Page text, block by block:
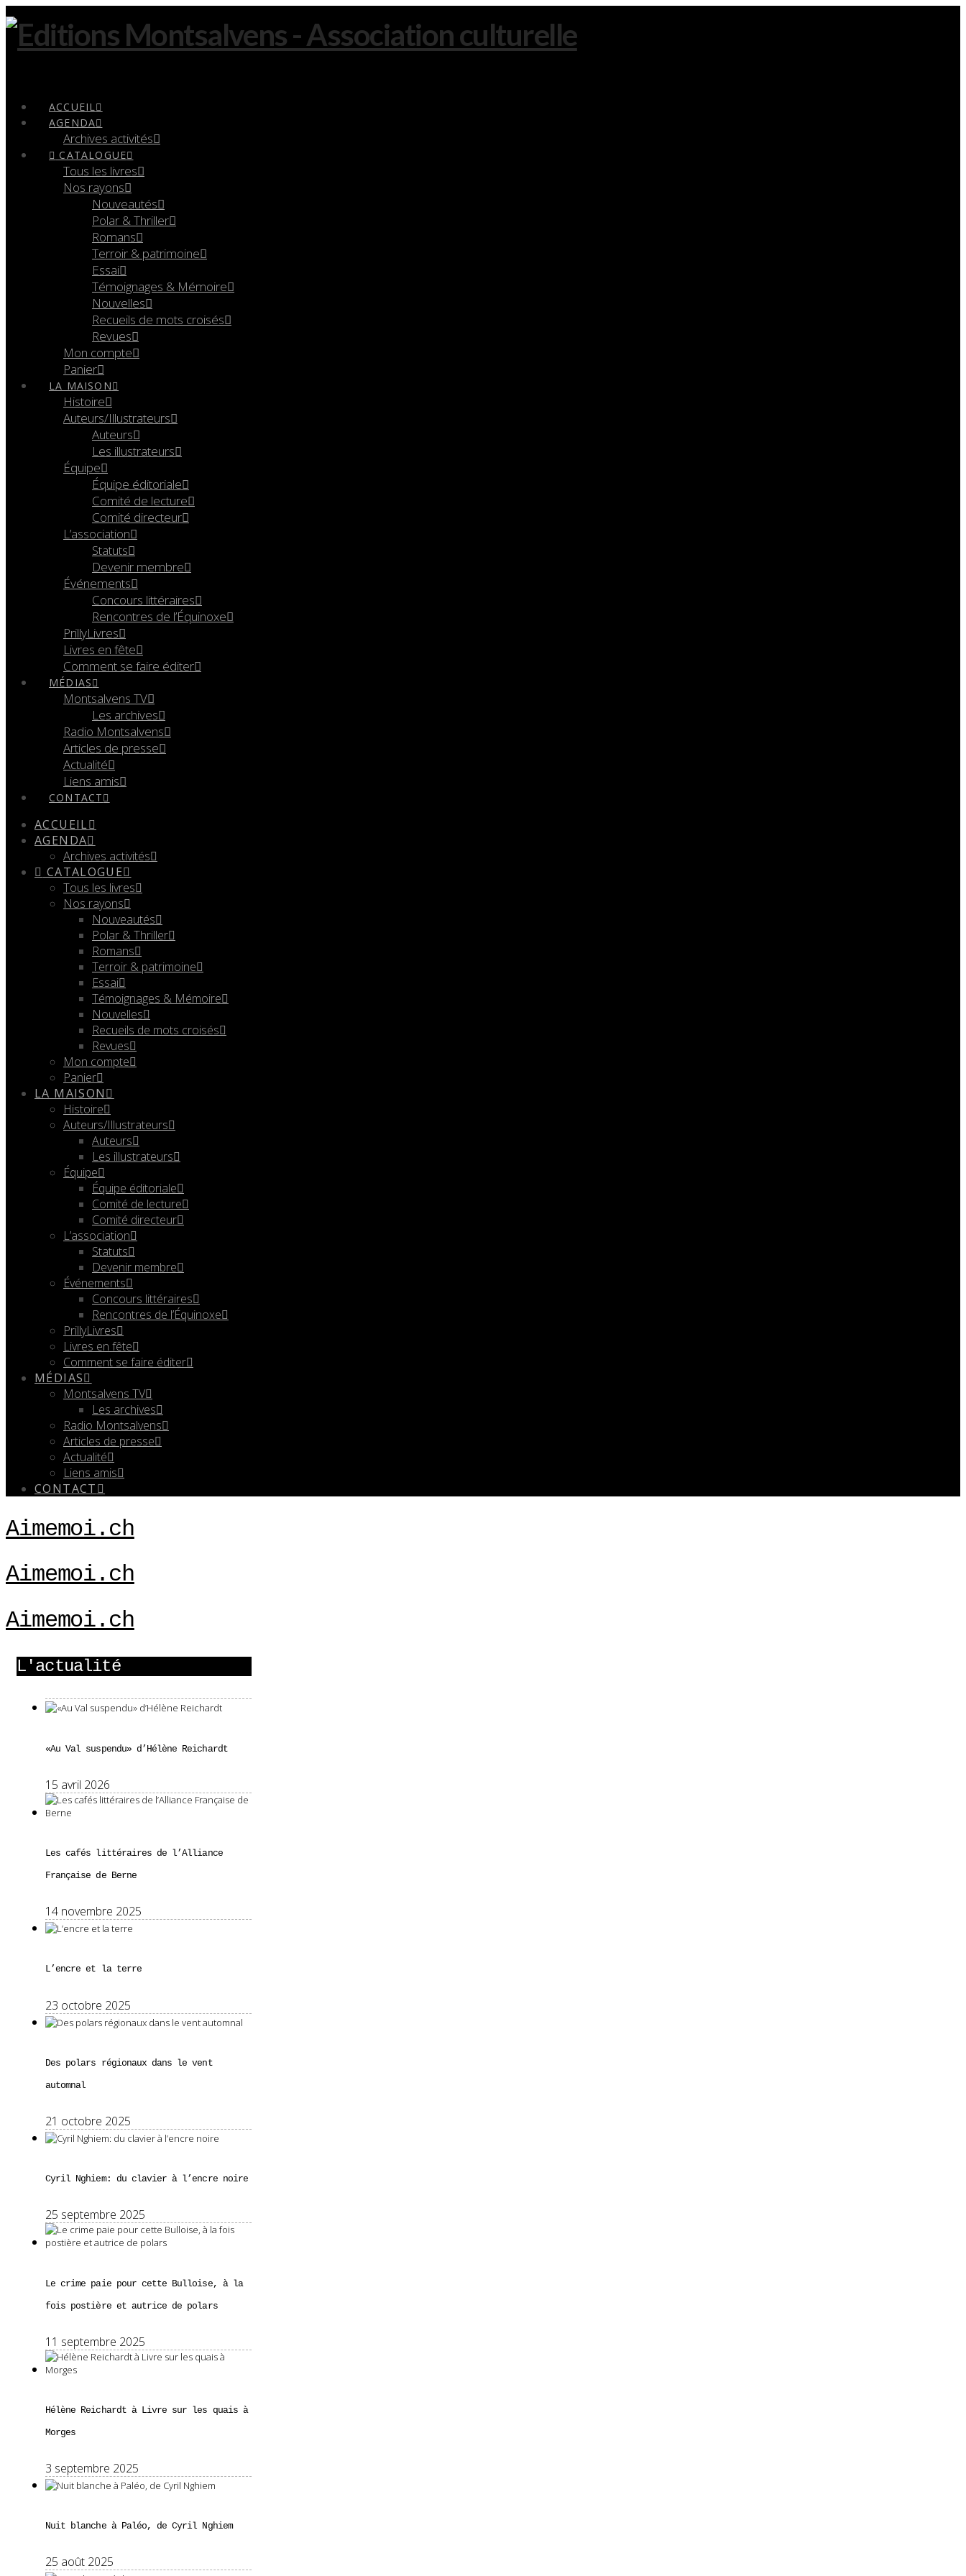
ACCUEIL
AGENDA
Archives activités
CATALOGUE
Tous les livres
Nos rayons
Nouveautés
Polar & Thriller
Romans
Terroir & patrimoine
Essai
Témoignages & Mémoire
Nouvelles
Recueils de mots croisés
Revues
Mon compte
Panier
LA MAISON
Histoire
Auteurs/Illustrateurs
Auteurs
Les illustrateurs
Équipe
Équipe éditoriale
Comité de lecture
Comité directeur
L’association
Statuts
Devenir membre
Événements
Concours littéraires
Rencontres de l’Équinoxe
PrillyLivres
Livres en fête
Comment se faire éditer
MÉDIAS
Montsalvens TV
Les archives
Radio Montsalvens
Articles de presse
Actualité
Liens amis
CONTACT
ACCUEIL
AGENDA
Archives activités
CATALOGUE
Tous les livres
Nos rayons
Nouveautés
Polar & Thriller
Romans
Terroir & patrimoine
Essai
Témoignages & Mémoire
Nouvelles
Recueils de mots croisés
Revues
Mon compte
Panier
LA MAISON
Histoire
Auteurs/Illustrateurs
Auteurs
Les illustrateurs
Équipe
Équipe éditoriale
Comité de lecture
Comité directeur
L’association
Statuts
Devenir membre
Événements
Concours littéraires
Rencontres de l’Équinoxe
PrillyLivres
Livres en fête
Comment se faire éditer
MÉDIAS
Montsalvens TV
Les archives
Radio Montsalvens
Articles de presse
Actualité
Liens amis
CONTACT
Aimemoi.ch
Aimemoi.ch
Aimemoi.ch
L'actualité
«Au Val suspendu» d’Hélène Reichardt
15 avril 2026
Les cafés littéraires de l’Alliance
Française de Berne
14 novembre 2025
L’encre et la terre
23 octobre 2025
Des polars régionaux dans le vent
automnal
21 octobre 2025
Cyril Nghiem: du clavier à l’encre noire
25 septembre 2025
Le crime paie pour cette Bulloise, à la
fois postière et autrice de polars
11 septembre 2025
Hélène Reichardt à Livre sur les quais à
Morges
3 septembre 2025
Nuit blanche à Paléo, de Cyril Nghiem
25 août 2025